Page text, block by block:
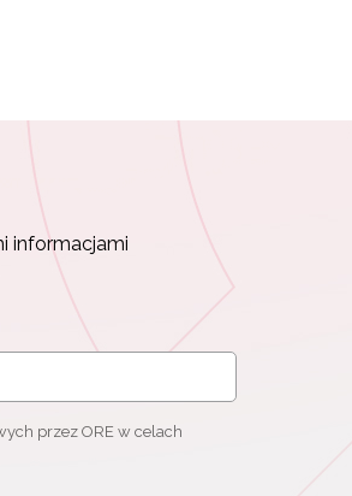
informacjami
przez ORE w celach